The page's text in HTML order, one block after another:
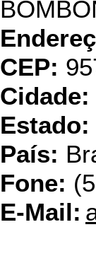
CEP:
Cidade:
Estado:
País:
Fone:
E-Mail: